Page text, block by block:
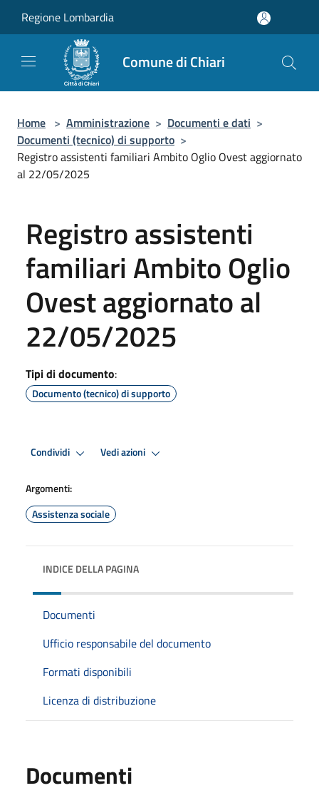
Regione Lombardia
Comune di Chiari
Home > Amministrazione > Documenti e dati >
Documenti (tecnico) di supporto >
Registro assistenti familiari Ambito Oglio Ovest aggiornato
al 22/05/2025
Registro assistenti
familiari Ambito Oglio
Ovest aggiornato al
22/05/2025
Tipi di documento:
Documento (tecnico) di supporto
Condividi Vedi azioni
Argomenti:
Assistenza sociale
INDICE DELLA PAGINA
Documenti
Ufficio responsabile del documento
Formati disponibili
Licenza di distribuzione
Documenti